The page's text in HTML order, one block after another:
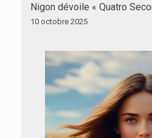
Nigon dévoile « Quatro
10 octobre 2025